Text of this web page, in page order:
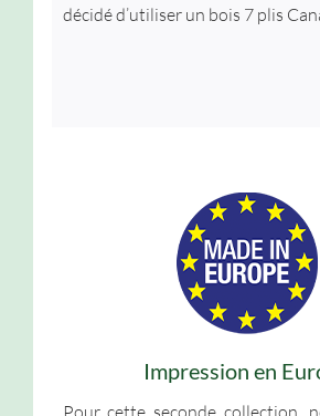
décidé d’utiliser un bois 7 plis
Impression en
Pour cette seconde collection,